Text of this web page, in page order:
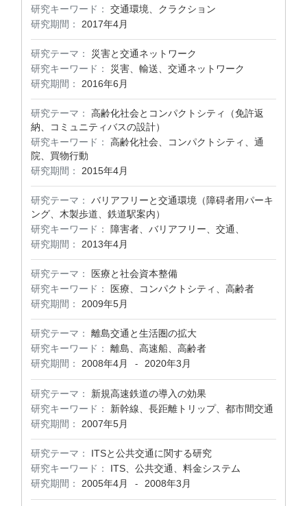
研究キーワード：
交通環境、クラクション
研究期間：
2017年4月
研究テーマ：
災害と交通ネットワーク
研究キーワード：
災害、輸送、交通ネットワーク
研究期間：
2016年6月
研究テーマ：
高齢化社会とコンパクトシティ（免許返
納、コミュニティバスの設計）
研究キーワード：
高齢化社会、コンパクトシティ、通
院、買物行動
研究期間：
2015年4月
研究テーマ：
バリアフリーと交通環境（障碍者用パーキ
ング、木製歩道、鉄道駅案内）
研究キーワード：
障害者、バリアフリー、交通、
研究期間：
2013年4月
研究テーマ：
医療と社会資本整備
研究キーワード：
医療、コンパクトシティ、高齢者
研究期間：
2009年5月
研究テーマ：
離島交通と生活圏の拡大
研究キーワード：
離島、高速船、高齢者
研究期間：
2008年4月 - 2020年3月
研究テーマ：
新規高速鉄道の導入の効果
研究キーワード：
新幹線、長距離トリップ、都市間交通
研究期間：
2007年5月
研究テーマ：
ITSと公共交通に関する研究
研究キーワード：
ITS、公共交通、料金システム
研究期間：
2005年4月 - 2008年3月